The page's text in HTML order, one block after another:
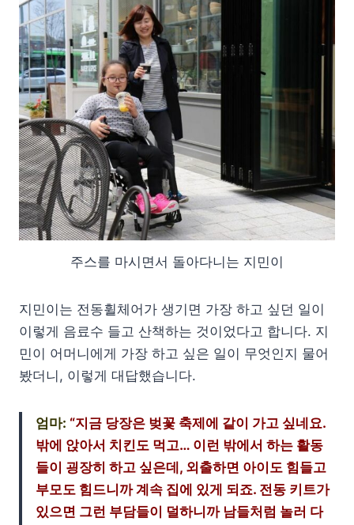
주스를 마시면서 돌아다니는 지민이
지민이는 전동휠체어가 생기면 가장 하고 싶던 일이
이렇게 음료수 들고 산책하는 것이었다고 합니다. 지
민이 어머니에게 가장 하고 싶은 일이 무엇인지 물어
봤더니, 이렇게 대답했습니다.
엄마: “지금 당장은 벚꽃 축제에 같이 가고 싶네요.
밖에 앉아서 치킨도 먹고… 이런 밖에서 하는 활동
들이 굉장히 하고 싶은데, 외출하면 아이도 힘들고
부모도 힘드니까 계속 집에 있게 되죠. 전동 키트가
있으면 그런 부담들이 덜하니까 남들처럼 놀러 다